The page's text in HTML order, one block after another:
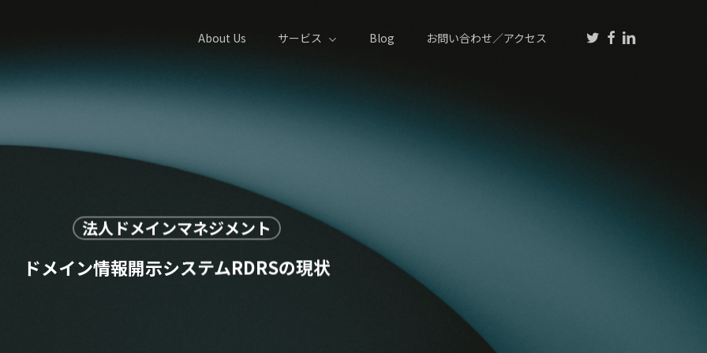
About Us サービス Blog お問い合わせ／アクセス twitterfacebooklinkedin
法人ドメインマネジメント
ドメイン情報開示システムRDRSの現状